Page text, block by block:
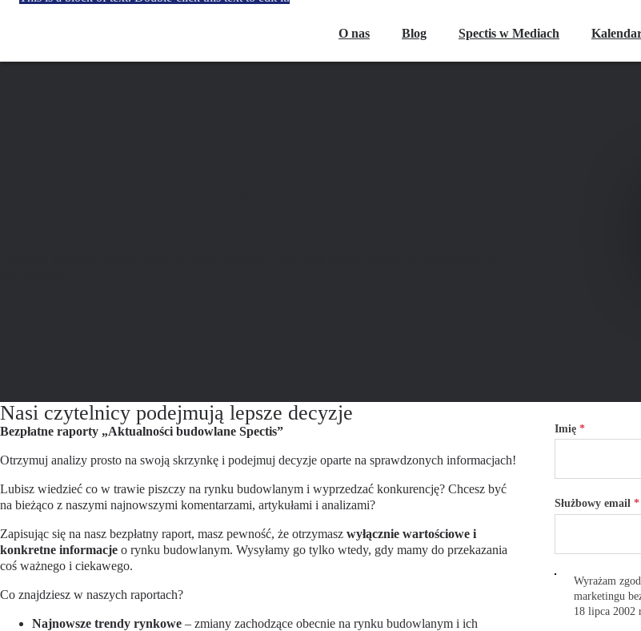
O nas Blog Spectis w Mediach
Nasi czytelnicy podejmują lepsze decyzje
Bezpłatne raporty „Aktualności budowlane Spectis”
Otrzymuj analizy prosto na swoją skrzynkę i podejmuj decyzje oparte na sprawdzonych informacjach!
Lubisz wiedzieć co w trawie piszczy na rynku budowlanym i wyprzedzać konkurencję? Chcesz być
na bieżąco z naszymi najnowszymi komentarzami, artykułami i analizami?
Zapisując się na nasz bezpłatny raport, masz pewność, że otrzymasz wyłącznie wartościowe i
konkretne informacje o rynku budowlanym. Wysyłamy go tylko wtedy, gdy mamy do przekazania
coś ważnego i ciekawego.
Co znajdziesz w naszych raportach?
Najnowsze trendy rynkowe – zmiany zachodzące obecnie na rynku budowlanym i ich
Twoje dane
Imię *
Służbowy email *
Wyrażam
marketingu
18 lipca 2002